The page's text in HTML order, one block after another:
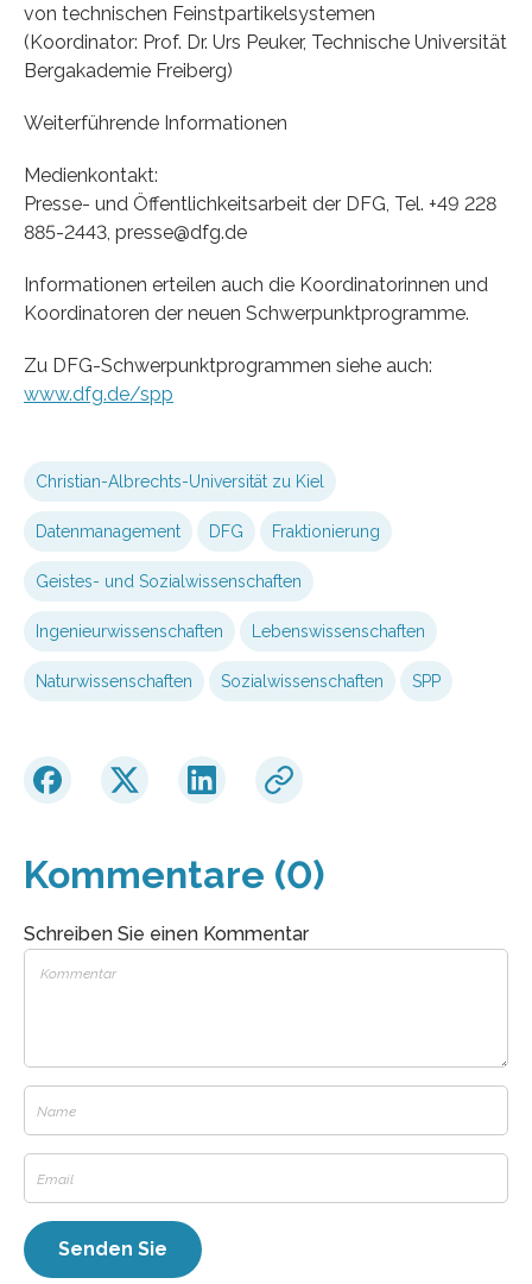
von technischen Feinstpartikelsystemen
(Koordinator: Prof. Dr. Urs Peuker, Technische Universität
Bergakademie Freiberg)
Weiterführende Informationen
Medienkontakt:
Presse- und Öffentlichkeitsarbeit der DFG, Tel. +49 228
885-2443, presse@dfg.de
Informationen erteilen auch die Koordinatorinnen und
Koordinatoren der neuen Schwerpunktprogramme.
Zu DFG-Schwerpunktprogrammen siehe auch:
www.dfg.de/spp
Christian-Albrechts-Universität zu Kiel
Datenmanagement DFG Fraktionierung
Geistes- und Sozialwissenschaften
Ingenieurwissenschaften Lebenswissenschaften
Naturwissenschaften Sozialwissenschaften SPP
Kommentare (0)
Schreiben Sie einen Kommentar